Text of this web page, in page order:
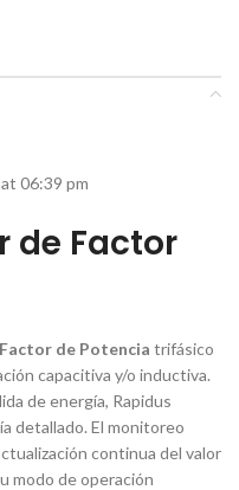
06:39 pm
de Factor
de Potencia trifásico
capacitiva y/o inductiva.
de energía, Rapidus
detallado. El monitoreo
continua del valor
modo de operación